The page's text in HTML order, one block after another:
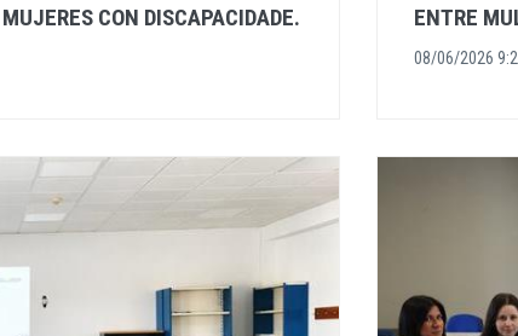
CON DISCAPACIDADE.
ENTRE
08/06/2026